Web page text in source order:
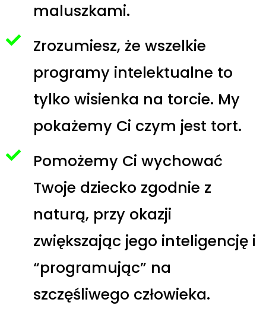
maluszkami.
Zrozumiesz, że wszelkie
programy intelektualne to
tylko wisienka na torcie. My
pokażemy Ci czym jest tort.
Pomożemy Ci wychować
Twoje dziecko zgodnie z
naturą, przy okazji
zwiększając jego inteligencję i
“programując” na
szczęśliwego człowieka.